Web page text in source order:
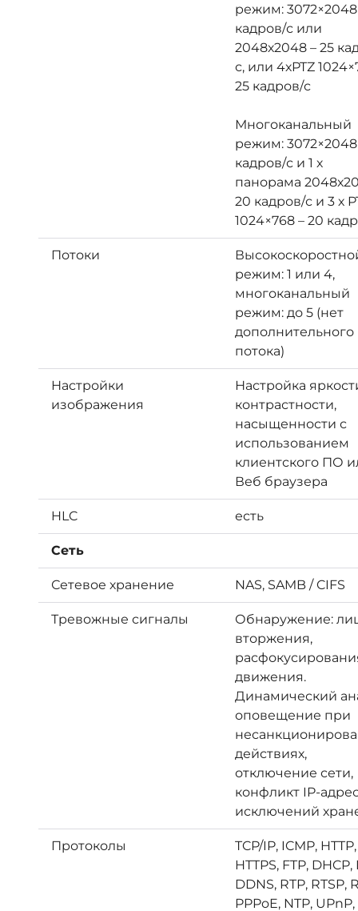
режим: 3072×2048
кадров/с или
2048х2048 – 25
с, или 4хPTZ
25 кадров/с
Многоканальный
режим: 3072×2048
кадров/с и 1 х
панорама
20 кадров/с и 3 х
1024×768 – 20
Потоки
режим: 1 или 4,
многоканальный
режим: до 5 (нет
дополнительного
потока)
Настройки
изображения
Настройка
контрастности,
насыщенности с
использованием
клиентского ПО
Веб браузера
HLC есть
Сеть
Сетевое хранение NAS, SAMB / CIFS
Тревожные сигналы
Обнаружение:
вторжения,
движения.
Динамический
оповещение при
действиях,
отключение сети,
конфликт IP-
исключений
Протоколы
TCP/IP, ICMP, HTTP,
HTTPS, FTP, DHCP,
DDNS, RTP, RTSP,
PPPoE, NTP, UPnP,